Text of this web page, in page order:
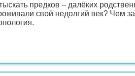
предков – далёких
свой недолгий век? Чем